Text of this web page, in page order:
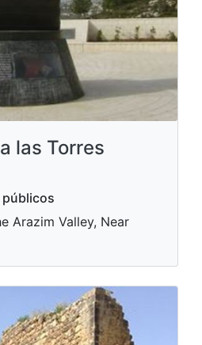
las Torres
públicos
Arazim Valley, Near